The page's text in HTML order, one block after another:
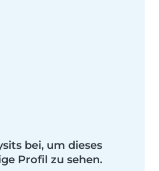
bei, um dieses
Profil zu sehen.